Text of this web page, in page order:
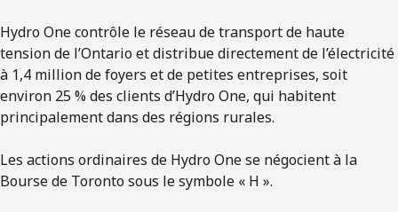
Hydro One contrôle le réseau de transport de haute
tension de l’Ontario et distribue directement de l’électricité
à 1,4 million de foyers et de petites entreprises, soit
environ 25 % des clients d’Hydro One, qui habitent
principalement dans des régions rurales.
Les actions ordinaires de Hydro One se négocient à la
Bourse de Toronto sous le symbole « H ».